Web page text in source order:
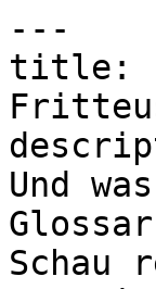
---
title:
Und
Schau